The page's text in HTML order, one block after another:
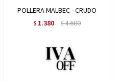
POLLERA MALBEC - CRUDO
$ 1.380 $4.600